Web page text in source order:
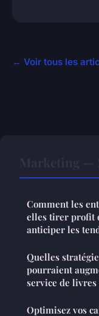
← Voir tous les
Comment les
elles tirer profit
anticiper les
Quelles
pourraient
service de livres
Optimisez vos